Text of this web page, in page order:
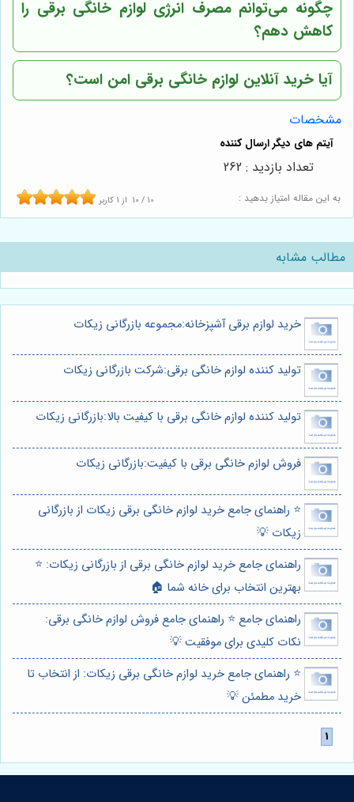
چگونه می‌توانم مصرف انرژی لوازم خانگی برقی را
کاهش دهم؟
آیا خرید آنلاین لوازم خانگی برقی امن است؟
مشخصات
به این مقاله امتیاز بدهید : 10 / 10 از 1 کاربر
تعداد بازدید : 262
مطالب مشابه
خرید لوازم برقی آشپزخانه:مجموعه بازرگانی زیکات
تولید کننده لوازم خانگی برقی:شرکت بازرگانی زیکات
تولید کننده لوازم خانگی برقی با کیفیت بالا:بازرگانی زیکات
فروش لوازم خانگی برقی با کیفیت:بازرگانی زیکات
⭐️ راهنمای جامع خرید لوازم خانگی برقی زیکات از بازرگانی
زیکات 💡
راهنمای جامع خرید لوازم خانگی برقی از بازرگانی زیکات: ⭐️
بهترین انتخاب برای خانه شما 🏠
راهنمای جامع ⭐️ راهنمای جامع فروش لوازم خانگی برقی:
نکات کلیدی برای موفقیت 💡
⭐️ راهنمای جامع خرید لوازم خانگی برقی زیکات: از انتخاب تا
خرید مطمئن 💡